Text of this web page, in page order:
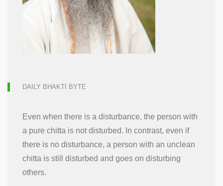
DAILY BHAKTI BYTE
Even when there is a disturbance, the person with
a pure chitta is not disturbed. In contrast, even if
there is no disturbance, a person with an unclean
chitta is still disturbed and goes on disturbing
others.